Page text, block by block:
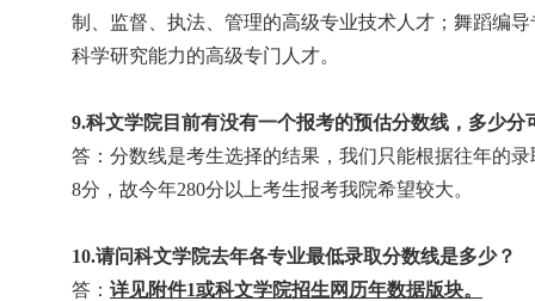
制、监督、执法、管理的高级专业技术人才；舞蹈编
科学研究能力的高级专门人才。
9.科文学院目前有没有一个报考的预估分数线，多少分
答：分数线是考生选择的结果，我们只能根据往年的
8分，故今年280分以上考生报考我院希望较大。
10.请问科文学院去年各专业最低录取分数线是多少？
答： 详见附件1或科文学院招生网历年数据版块。